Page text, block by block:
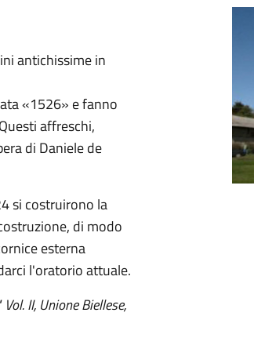
antichissime in
«1526» e fanno
affreschi,
di Daniele de
si costruirono la
di modo
esterna
l'oratorio attuale.
II, Unione Biellese,